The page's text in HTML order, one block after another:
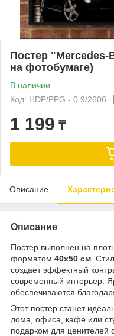
Постер "Mercedes-
на фотобумаге)
В наличии
Код: HDP/PPG - 0.9/2606
1 199 ₸
Описание
Описание
Постер выполнен на
форматом 40х50 см .
создает эффектный
современный интерьер.
обеспечиваются
Этот постер станет
дома, офиса, кафе или
подарком для ценителей